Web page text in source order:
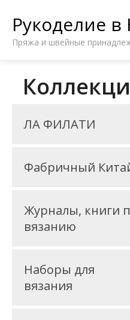
Рукоделие
Пряжа и швейные
ЛА ФИЛАТИ
Фабричный
Журналы, книги
вязанию
Наборы для
вязания